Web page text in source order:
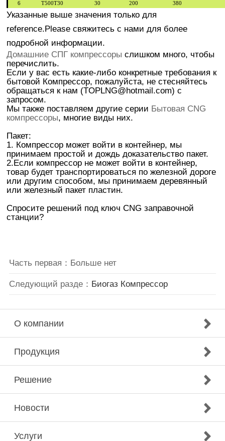
6
T500T30 30 200 380
Указанные выше значения только для
reference.Please свяжитесь с нами для более
подробной информации.
Домашние СПГ компрессоры слишком много, чтобы
перечислить.
Если у вас есть какие-либо конкретные требования к
бытовой Компрессор, пожалуйста, не стесняйтесь
обращаться к нам (TOPLNG@hotmail.com) с
запросом.
Мы также поставляем другие серии Бытовая CNG
компрессоры, многие виды них.
Пакет:
1. Компрессор может войти в контейнер, мы
принимаем простой и дождь доказательство пакет.
2.Если компрессор не может войти в контейнер,
товар будет транспортироваться по железной дороге
или другим способом, мы принимаем деревянный
или железный пакет пластин.
Спросите решений под ключ CNG заправочной
станции?
Часть первая：Больше нет
Следующий разде： Биогаз Компрессор
О компании
Продукция
Решение
Новости
Услуги